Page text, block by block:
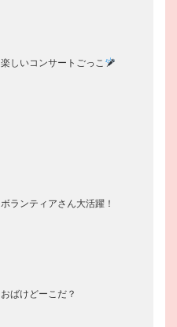
楽しいコンサートごっこ
ボランティアさん大活躍！
おばけどーこだ？